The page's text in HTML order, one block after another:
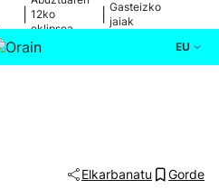
12ko
eklipsea
Gasteizko
jaiak
EU
Elkarbanatu Gorde